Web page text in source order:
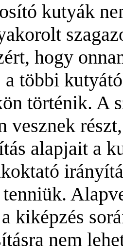
kutyák
hogy
a többi
történik. A
vesznek
alapjait a
kiképzés
nem